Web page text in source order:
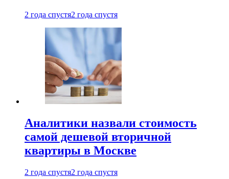
2 года спустя2 года спустя
Аналитики назвали стоимость
самой дешевой вторичной
квартиры в Москве
2 года спустя2 года спустя